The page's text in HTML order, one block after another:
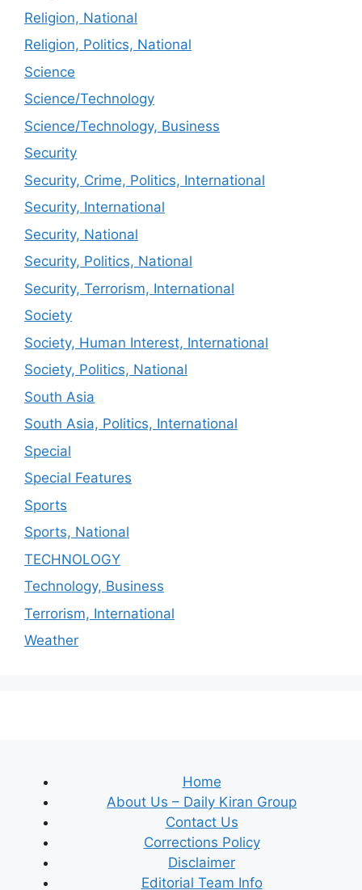
Religion, National
Religion, Politics, National
Science
Science/Technology
Science/Technology, Business
Security
Security, Crime, Politics, International
Security, International
Security, National
Security, Politics, National
Security, Terrorism, International
Society
Society, Human Interest, International
Society, Politics, National
South Asia
South Asia, Politics, International
Special
Special Features
Sports
Sports, National
TECHNOLOGY
Technology, Business
Terrorism, International
Weather
Home
About Us – Daily Kiran Group
Contact Us
Corrections Policy
Disclaimer
Editorial Team Info